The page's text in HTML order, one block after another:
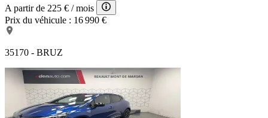
A partir de 225 € / mois
Prix du véhicule : 16 990 €
35170 - BRUZ